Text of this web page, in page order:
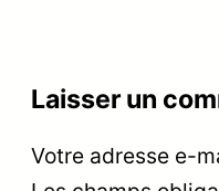
Laisser un
Votre adresse e-